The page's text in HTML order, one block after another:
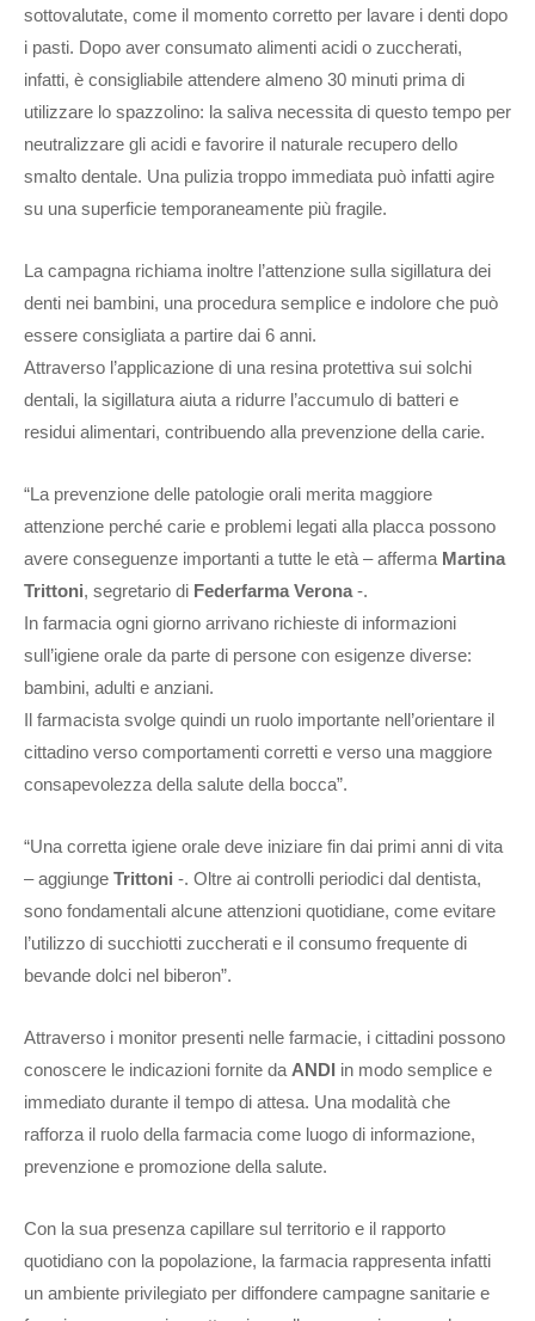
sottovalutate, come il momento corretto per lavare i denti dopo
i pasti. Dopo aver consumato alimenti acidi o zuccherati,
infatti, è consigliabile attendere almeno 30 minuti prima di
utilizzare lo spazzolino: la saliva necessita di questo tempo per
neutralizzare gli acidi e favorire il naturale recupero dello
smalto dentale. Una pulizia troppo immediata può infatti agire
su una superficie temporaneamente più fragile.
La campagna richiama inoltre l’attenzione sulla sigillatura dei
denti nei bambini, una procedura semplice e indolore che può
essere consigliata a partire dai 6 anni.
Attraverso l’applicazione di una resina protettiva sui solchi
dentali, la sigillatura aiuta a ridurre l’accumulo di batteri e
residui alimentari, contribuendo alla prevenzione della carie.
“La prevenzione delle patologie orali merita maggiore
attenzione perché carie e problemi legati alla placca possono
avere conseguenze importanti a tutte le età – afferma Martina
Trittoni, segretario di Federfarma Verona -.
In farmacia ogni giorno arrivano richieste di informazioni
sull’igiene orale da parte di persone con esigenze diverse:
bambini, adulti e anziani.
Il farmacista svolge quindi un ruolo importante nell’orientare il
cittadino verso comportamenti corretti e verso una maggiore
consapevolezza della salute della bocca”.
“Una corretta igiene orale deve iniziare fin dai primi anni di vita
– aggiunge Trittoni -. Oltre ai controlli periodici dal dentista,
sono fondamentali alcune attenzioni quotidiane, come evitare
l’utilizzo di succhiotti zuccherati e il consumo frequente di
bevande dolci nel biberon”.
Attraverso i monitor presenti nelle farmacie, i cittadini possono
conoscere le indicazioni fornite da ANDI in modo semplice e
immediato durante il tempo di attesa. Una modalità che
rafforza il ruolo della farmacia come luogo di informazione,
prevenzione e promozione della salute.
Con la sua presenza capillare sul territorio e il rapporto
quotidiano con la popolazione, la farmacia rappresenta infatti
un ambiente privilegiato per diffondere campagne sanitarie e